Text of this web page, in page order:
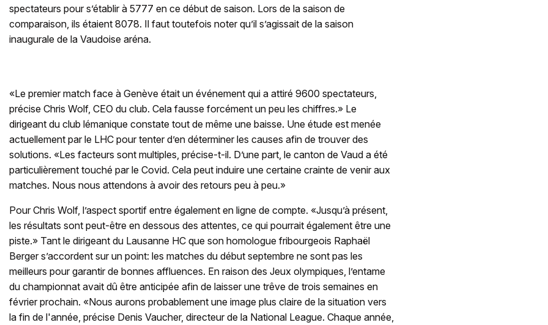
spectateurs pour s’établir à 5777 en ce début de saison. Lors de la saison de
comparaison, ils étaient 8078. Il faut toutefois noter qu’il s’agissait de la saison
inaugurale de la Vaudoise aréna.
«Le premier match face à Genève était un événement qui a attiré 9600 spectateurs,
précise Chris Wolf, CEO du club. Cela fausse forcément un peu les chiffres.» Le
dirigeant du club lémanique constate tout de même une baisse. Une étude est menée
actuellement par le LHC pour tenter d’en déterminer les causes afin de trouver des
solutions. «Les facteurs sont multiples, précise-t-il. D’une part, le canton de Vaud a été
particulièrement touché par le Covid. Cela peut induire une certaine crainte de venir aux
matches. Nous nous attendons à avoir des retours peu à peu.»
Pour Chris Wolf, l’aspect sportif entre également en ligne de compte. «Jusqu’à présent,
les résultats sont peut-être en dessous des attentes, ce qui pourrait également être une
piste.» Tant le dirigeant du Lausanne HC que son homologue fribourgeois Raphaël
Berger s’accordent sur un point: les matches du début septembre ne sont pas les
meilleurs pour garantir de bonnes affluences. En raison des Jeux olympiques, l’entame
du championnat avait dû être anticipée afin de laisser une trêve de trois semaines en
février prochain. «Nous aurons probablement une image plus claire de la situation vers
la fin de l'année, précise Denis Vaucher, directeur de la National League. Chaque année,